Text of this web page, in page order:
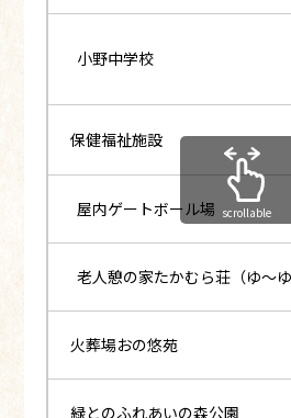
小野中学校
保健福祉施設
屋内ゲートボール場
老人憩の家たかむら荘（ゆ～ゆ
火葬場おの悠苑
緑とのふれあいの森公園
scrollable